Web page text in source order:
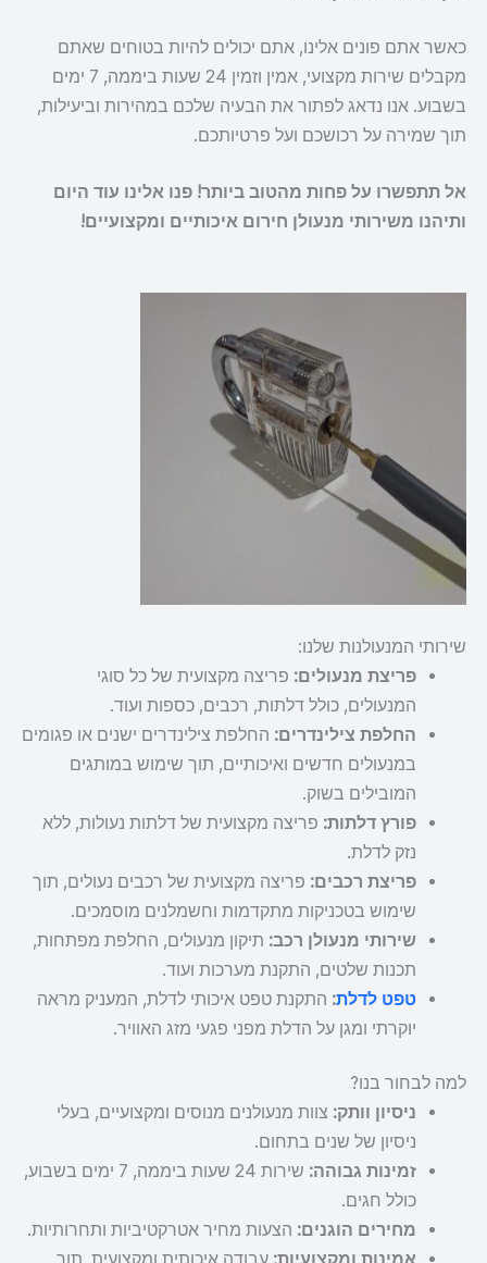
כאשר אתם פונים אלינו, אתם יכולים להיות בטוחים שאתם
מקבלים שירות מקצועי, אמין וזמין 24 שעות ביממה, 7 ימים
בשבוע. אנו נדאג לפתור את הבעיה שלכם במהירות וביעילות,
תוך שמירה על רכושכם ועל פרטיותכם.
אל תתפשרו על פחות מהטוב ביותר! פנו אלינו עוד היום
ותיהנו משירותי מנעולן חירום איכותיים ומקצועיים!
שירותי המנעולנות שלנו:
פריצת מנעולים: פריצה מקצועית של כל סוגי
המנעולים, כולל דלתות, רכבים, כספות ועוד.
החלפת צילינדרים: החלפת צילינדרים ישנים או פגומים
במנעולים חדשים ואיכותיים, תוך שימוש במותגים
המובילים בשוק.
פורץ דלתות: פריצה מקצועית של דלתות נעולות, ללא
נזק לדלת.
פריצת רכבים: פריצה מקצועית של רכבים נעולים, תוך
שימוש בטכניקות מתקדמות וחשמלנים מוסמכים.
שירותי מנעולן רכב: תיקון מנעולים, החלפת מפתחות,
תכנות שלטים, התקנת מערכות ועוד.
טפט לדלת: התקנת טפט איכותי לדלת, המעניק מראה
יוקרתי ומגן על הדלת מפני פגעי מזג האוויר.
למה לבחור בנו?
ניסיון וותק: צוות מנעולנים מנוסים ומקצועיים, בעלי
ניסיון של שנים בתחום.
זמינות גבוהה:
שירות 24 שעות ביממה, 7 ימים בשבוע,
כולל חגים.
מחירים הוגנים: הצעות מחיר אטרקטיביות ותחרותיות.